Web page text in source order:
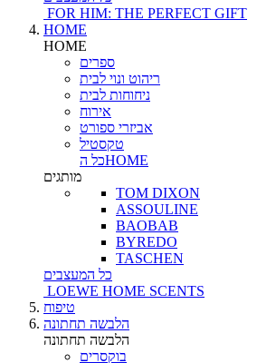
FOR HIM: THE PERFECT GIFT
HOME
HOME
ספרים
ריהוט ונוי לבית
ניחוחות לבית
אירוח
אביזרי ספורט
טקסטיל
כל הHOME
מותגים
TOM DIXON
ASSOULINE
BAOBAB
BYREDO
TASCHEN
כל המעצבים
LOEWE HOME SCENTS
טיפוח
הלבשה תחתונה
הלבשה תחתונה
בוקסרים